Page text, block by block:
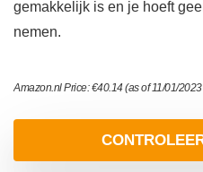
gemakkelijk is en je hoeft
nemen.
Amazon.nl Price:€40.14(as of 11/01/